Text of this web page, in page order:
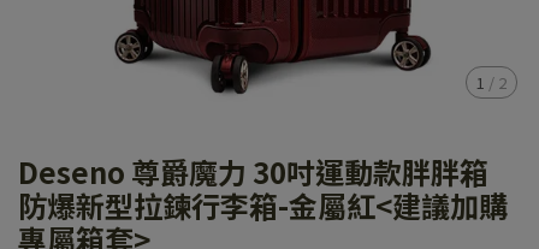
1 / 2
Deseno 尊爵魔力 30吋運動款胖胖箱
防爆新型拉鍊行李箱-金屬紅<建議加購
專屬箱套>